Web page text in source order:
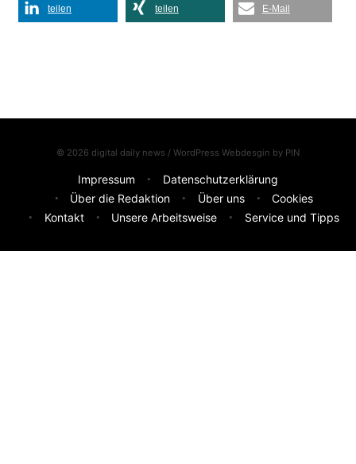
teilen teilen E-Mail
© 2026 digital daily news / WordPress Webdesgin by PIN
Impressum
Datenschutzerklärung
Über die Redaktion
Über uns
Cookies
Kontakt
Unsere Arbeitsweise Service und Tipps